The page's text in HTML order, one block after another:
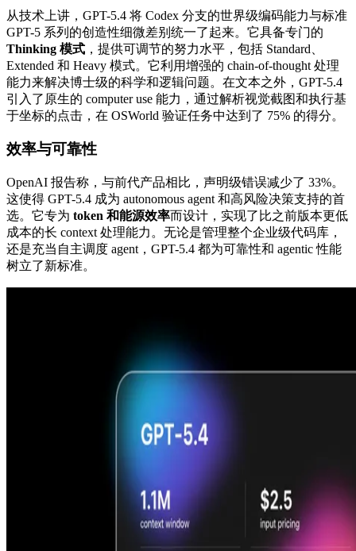
从技术上讲，GPT-5.4 将 Codex 分支的世界级编码能力与标准
GPT-5 系列的创造性细微差别统一了起来。它具备专门的
Thinking 模式 ，提供可调节的努力水平，包括 Standard、
Extended 和 Heavy 模式。它利用增强的 chain-of-thought 处理
能力来解决博士级的科学和逻辑问题。在文本之外，GPT-5.4
引入了原生的 computer use 能力，通过解析视觉截图和执行基
于坐标的点击，在 OSWorld 验证任务中达到了 75% 的得分。
效率与可靠性
OpenAI 报告称，与前代产品相比，声明级错误减少了 33%。
这使得 GPT-5.4 成为 autonomous agent 和高风险决策支持的首
选。它专为 token 和能源效率而设计，实现了比之前版本更低
成本的长 context 处理能力。无论是管理整个企业级代码库，
还是充当自主调度 agent，GPT-5.4 都为可靠性和 agentic 性能
树立了新标准。